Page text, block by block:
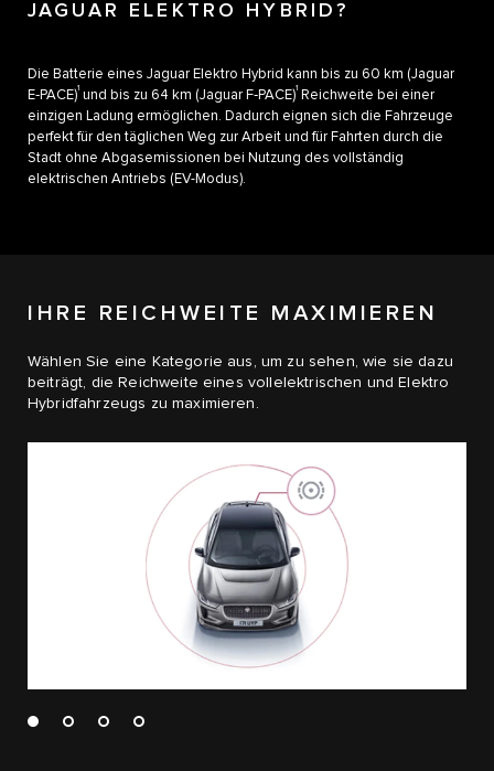
JAGUAR ELEKTRO HYBRID?
Die Batterie eines Jaguar Elektro Hybrid kann bis zu 60 km (Jaguar
E‑PACE)1 und bis zu 64 km (Jaguar F‑PACE)1
Reichweite bei einer
einzigen Ladung ermöglichen. Dadurch eignen sich die Fahrzeuge
perfekt für den täglichen Weg zur Arbeit und für Fahrten durch die
Stadt ohne Abgasemissionen bei Nutzung des vollständig
elektrischen Antriebs (EV-Modus).
IHRE REICHWEITE MAXIMIEREN
Wählen Sie eine Kategorie aus, um zu sehen, wie sie dazu
beiträgt, die Reichweite eines vollelektrischen und Elektro
Hybridfahrzeugs zu maximieren.